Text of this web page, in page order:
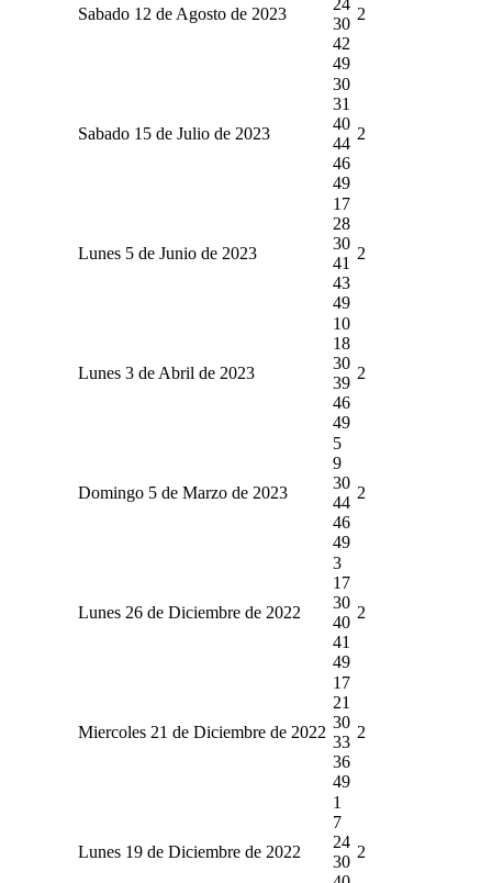
Sabado 12 de Agosto de 2023
30
42
49
2
Sabado 15 de Julio de 2023
30
31
40
44
46
49
2
Lunes 5 de Junio de 2023
17
28
30
41
43
49
2
Lunes 3 de Abril de 2023
10
18
30
39
46
49
2
Domingo 5 de Marzo de 2023
5
9
30
44
46
49
2
Lunes 26 de Diciembre de 2022
3
17
30
40
41
49
2
Miercoles 21 de Diciembre de 2022
17
21
30
33
36
49
2
Lunes 19 de Diciembre de 2022
1
7
24
30
2